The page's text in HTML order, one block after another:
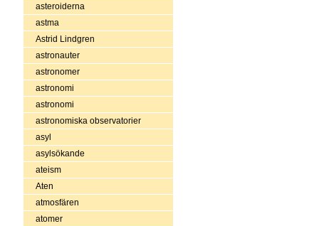
asteroiderna
astma
Astrid Lindgren
astronauter
astronomer
astronomi
astronomi
astronomiska observatorier
asyl
asylsökande
ateism
Aten
atmosfären
atomer